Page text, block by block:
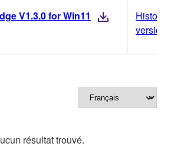
V1.3.0 for Win11
versions
résultat trouvé.